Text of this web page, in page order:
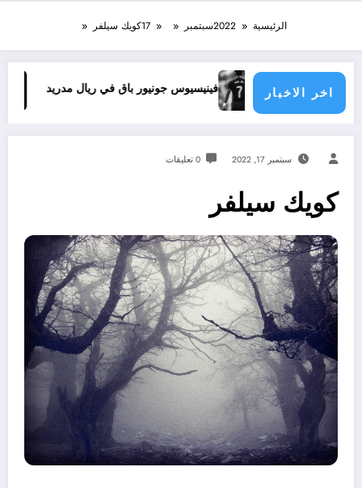
الرئيسية 2022سبتمبر 17كويك سيلفر
اخر الاخباريحدث فينيسيوس جونيور باق في ريال مدريد
سبتمبر 17, 2022 0 تعليقات
كويك سيلفر